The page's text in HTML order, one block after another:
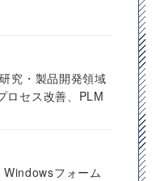
究・製品開発領域
ロセス改善、PLM
フォーム